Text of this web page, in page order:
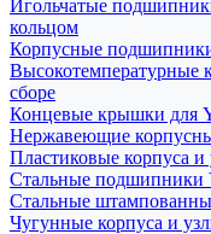
Игольчатые
кольцом
Корпусные
Высокотемпературные
сборе
Концевые крышки для
Нержавеющие
Пластиковые корпуса и
Стальные подшипники
Стальные
Чугунные корпуса и